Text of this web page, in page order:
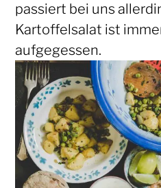
passiert bei uns
Kartoffelsalat ist
aufgegessen.